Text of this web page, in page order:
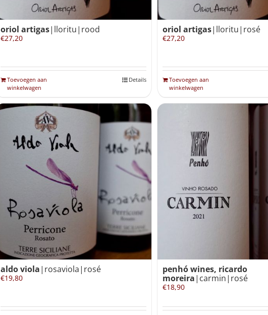
oriol artigas|lloritu|rood
€27,20
Toevoegen aan
winkelwagen
Details
oriol artigas|lloritu|rosé
€27,20
Toevoegen aan
winkelwagen
aldo viola|rosaviola|rosé
€19,80
penhó wines, ricardo
moreira|carmin|rosé
€18,90